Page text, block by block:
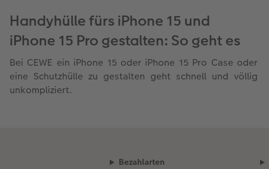
Handyhülle fürs iPhone 15 und
iPhone 15 Pro gestalten: So geht es
Bei CEWE ein iPhone 15 oder iPhone 15 Pro Case oder
eine Schutzhülle zu gestalten geht schnell und völlig
unkompliziert.
Bezahlarten